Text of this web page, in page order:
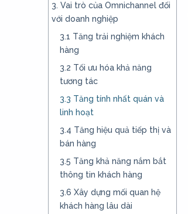
3. Vai trò của Omnichannel đối
với doanh nghiệp
3.1 Tăng trải nghiệm khách
hàng
3.2 Tối ưu hóa khả năng
tương tác
3.3 Tăng tính nhất quán và
linh hoạt
3.4 Tăng hiệu quả tiếp thị và
bán hàng
3.5 Tăng khả năng nắm bắt
thông tin khách hàng
3.6 Xây dựng mối quan hệ
khách hàng lâu dài